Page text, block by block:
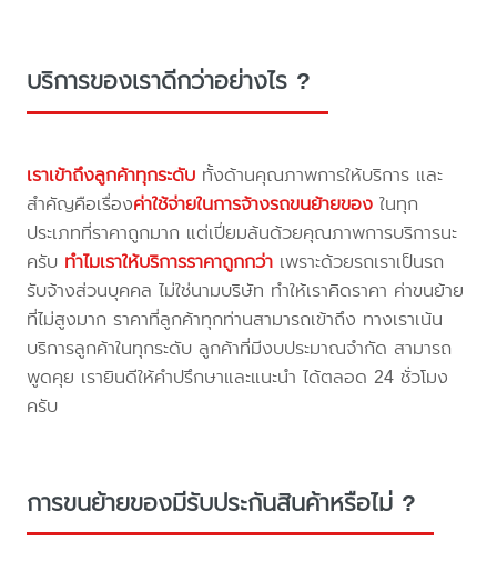
บริการของเราดีกว่าอย่างไร ?
เราเข้าถึงลูกค้าทุกระดับ ทั้งด้านคุณภาพการให้บริการ และ
สำคัญคือเรื่องค่าใช้จ่ายในการจ้างรถขนย้ายของ ในทุก
ประเภทที่ราคาถูกมาก แต่เปี่ยมล้นด้วยคุณภาพการบริการนะ
ครับ ทำไมเราให้บริการราคาถูกกว่า เพราะด้วยรถเราเป็นรถ
รับจ้างส่วนบุคคล ไม่ใช่นามบริษัท ทำให้เราคิดราคา ค่าขนย้าย
ที่ไม่สูงมาก ราคาที่ลูกค้าทุกท่านสามารถเข้าถึง ทางเราเน้น
บริการลูกค้าในทุกระดับ ลูกค้าที่มีงบประมาณจำกัด สามารถ
พูดคุย เรายินดีให้คำปรึกษาและแนะนำ ได้ตลอด 24 ชั่วโมง
ครับ
การขนย้ายของมีรับประกันสินค้าหรือไม่ ?